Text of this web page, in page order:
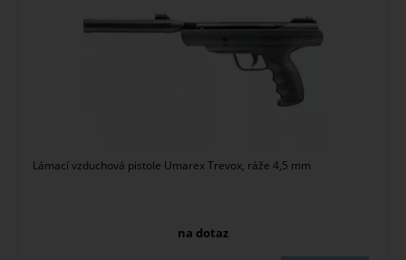
Lámací vzduchová pistole Umarex Trevox, ráže 4,5 mm
na dotaz